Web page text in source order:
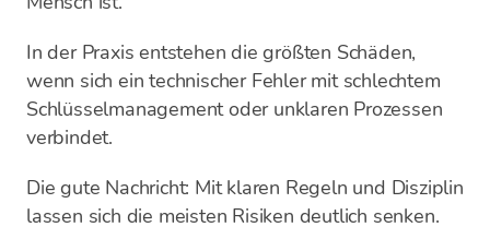
In der Praxis entstehen die größten Schäden,
wenn sich ein technischer Fehler mit schlechtem
Schlüsselmanagement oder unklaren Prozessen
verbindet.
Die gute Nachricht: Mit klaren Regeln und Disziplin
lassen sich die meisten Risiken deutlich senken.